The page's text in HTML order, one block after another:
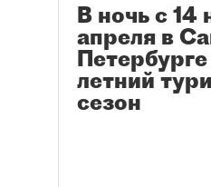
В ночь с 14
апреля в
летний
сезон